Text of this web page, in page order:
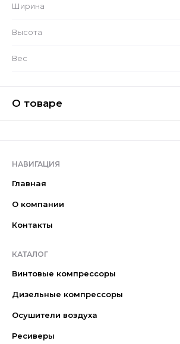
Ширина
Высота
Вес
О товаре
НАВИГАЦИЯ
Главная
О компании
Контакты
КАТАЛОГ
Винтовые компрессоры
Дизельные компрессоры
Осушители воздуха
Ресиверы